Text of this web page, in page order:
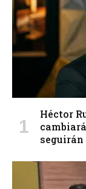
Héctor